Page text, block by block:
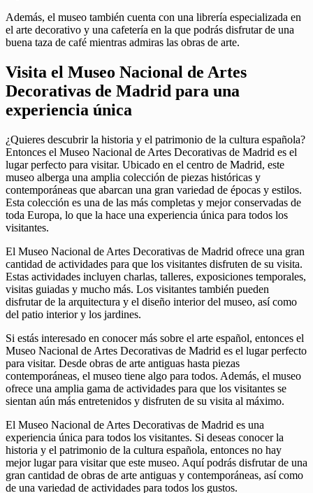
Además, el museo también cuenta con una librería especializada en
el arte decorativo y una cafetería en la que podrás disfrutar de una
buena taza de café mientras admiras las obras de arte.
Visita el Museo Nacional de Artes
Decorativas de Madrid para una
experiencia única
¿Quieres descubrir la historia y el patrimonio de la cultura española?
Entonces el Museo Nacional de Artes Decorativas de Madrid es el
lugar perfecto para visitar. Ubicado en el centro de Madrid, este
museo alberga una amplia colección de piezas históricas y
contemporáneas que abarcan una gran variedad de épocas y estilos.
Esta colección es una de las más completas y mejor conservadas de
toda Europa, lo que la hace una experiencia única para todos los
visitantes.
El Museo Nacional de Artes Decorativas de Madrid ofrece una gran
cantidad de actividades para que los visitantes disfruten de su visita.
Estas actividades incluyen charlas, talleres, exposiciones temporales,
visitas guiadas y mucho más. Los visitantes también pueden
disfrutar de la arquitectura y el diseño interior del museo, así como
del patio interior y los jardines.
Si estás interesado en conocer más sobre el arte español, entonces el
Museo Nacional de Artes Decorativas de Madrid es el lugar perfecto
para visitar. Desde obras de arte antiguas hasta piezas
contemporáneas, el museo tiene algo para todos. Además, el museo
ofrece una amplia gama de actividades para que los visitantes se
sientan aún más entretenidos y disfruten de su visita al máximo.
El Museo Nacional de Artes Decorativas de Madrid es una
experiencia única para todos los visitantes. Si deseas conocer la
historia y el patrimonio de la cultura española, entonces no hay
mejor lugar para visitar que este museo. Aquí podrás disfrutar de una
gran cantidad de obras de arte antiguas y contemporáneas, así como
de una variedad de actividades para todos los gustos.